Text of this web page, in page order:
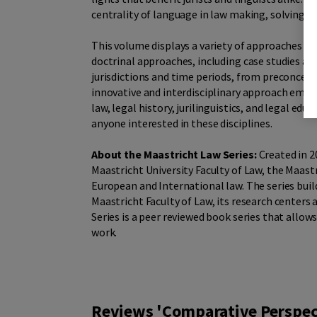
centrality of language in law making, solving
This volume displays a variety of approaches
doctrinal approaches, including case studies
jurisdictions and time periods, from
innovative and interdisciplinary approach
law, legal history, jurilinguistics, and legal
anyone interested in these disciplines.
About the Maastricht Law Series:Created in
Maastricht University Faculty of Law, the
European and International law. The series
Maastricht Faculty of Law, its research centers
Series is a peer reviewed book series that
work.
Reviews 'Comparative